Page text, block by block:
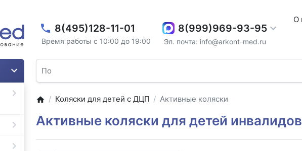
8(495)128-11-01
Время работы с 10:00 до 19:00
8(999)969-93-95
Эл. почта: info@arkont-med.ru
О
Коляски для детей с ДЦП Активные коляски
Активные коляски для детей